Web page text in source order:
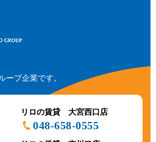
ープ企業です。
リロの賃貸 大宮西口店
048-658-0555